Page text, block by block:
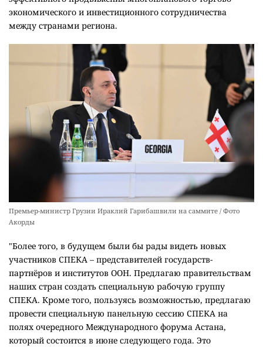
экономического и инвестиционного сотрудничества
между странами региона.
Премьер-министр Грузии Ираклий Гарибашвили на саммите / Фото
Акорды
"Более того, в будущем были бы рады видеть новых
участников СПЕКА – представителей государств-
партнёров и институтов ООН. Предлагаю правительствам
наших стран создать специальную рабочую группу
СПЕКА. Кроме того, пользуясь возможностью, предлагаю
провести специальную панельную сессию СПЕКА на
полях очередного Международного форума Астана,
который состоится в июне следующего года. Это